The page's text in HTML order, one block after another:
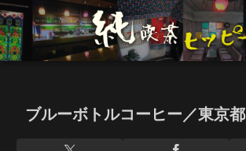
ブルーボトルコーヒー／東京都